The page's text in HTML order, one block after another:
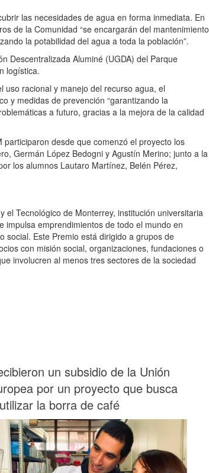
las necesidades de agua en forma inmediata. En
de la Comunidad “se encargarán del mantenimiento
la potabilidad del agua a toda la población”.
Descentralizada Aluminé (UGDA) del Parque
logística.
uso racional y manejo del recurso agua, el
y medidas de prevención “garantizando la
a futuro, gracias a la mejora de la calidad
desde que comenzó el proyecto los
Germán López Bedogni y Agustín Merino; junto a la
los alumnos Lautaro Martínez, Belén Pérez,
el Tecnológico de Monterrey, institución universitaria
impulsa emprendimientos de todo el mundo en
social. Este Premio está dirigido a grupos de
con misión social, organizaciones, fundaciones o
involucren al menos tres sectores de la sociedad
un subsidio de la Unión
por un proyecto que busca
la borra de café